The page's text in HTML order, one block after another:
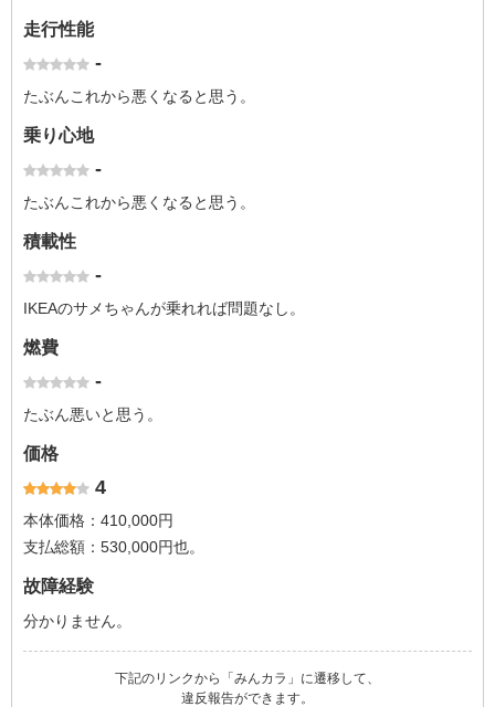
走行性能
-
たぶんこれから悪くなると思う。
乗り心地
-
たぶんこれから悪くなると思う。
積載性
-
IKEAのサメちゃんが乗れれば問題なし。
燃費
-
たぶん悪いと思う。
価格
4
本体価格：410,000円
支払総額：530,000円也。
故障経験
分かりません。
下記のリンクから「みんカラ」に遷移して、
違反報告ができます。